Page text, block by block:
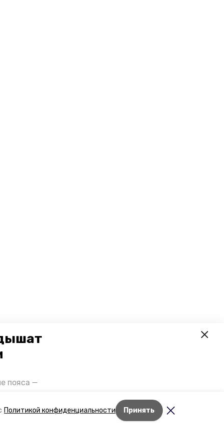
Политикой конфиденциальности Принять
пояса —
на
Лента новостей